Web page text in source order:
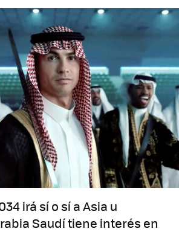
irá sí o sí a Asia u
Saudí tiene interés en